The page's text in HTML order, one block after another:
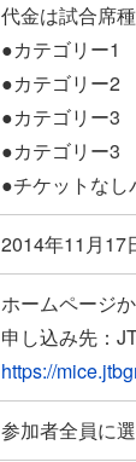
代金は試合席
●カテゴリー
●カテゴリー
●カテゴリー3
●カテゴリー3
●チケットな
2014年11月17
ホームページ
申し込み先：
https://
参加者全員に